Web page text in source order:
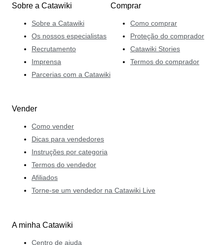
Sobre a Catawiki
Sobre a Catawiki
Os nossos especialistas
Recrutamento
Imprensa
Parcerias com a Catawiki
Comprar
Como comprar
Proteção do comprador
Catawiki Stories
Termos do comprador
Vender
Como vender
Dicas para vendedores
Instruções por categoria
Termos do vendedor
Afiliados
Torne-se um vendedor na Catawiki Live
A minha Catawiki
Centro de ajuda